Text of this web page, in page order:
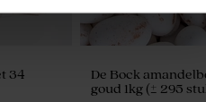
34
De Bock
goud 1kg (± 295